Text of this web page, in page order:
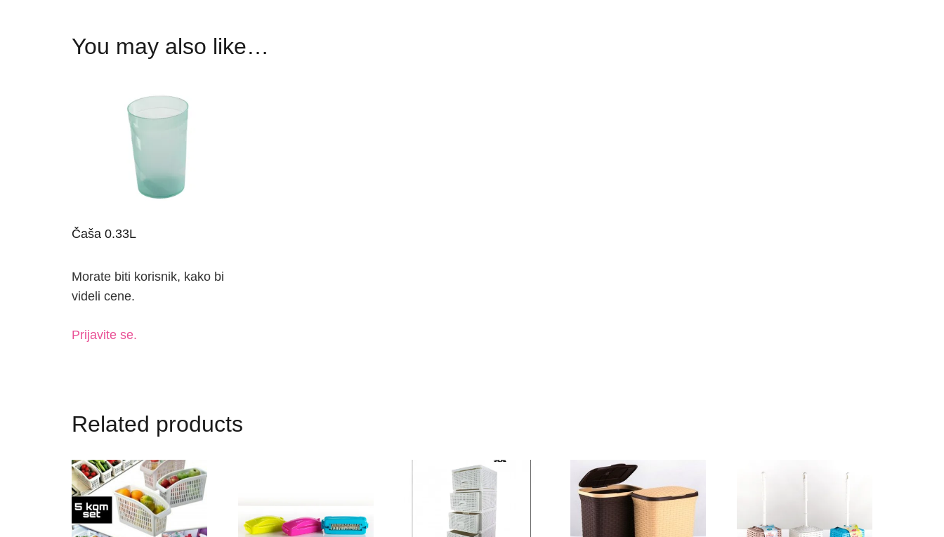
You may also like…
Čaša 0.33L
Morate biti korisnik, kako bi
videli cene.
Prijavite se.
Related products